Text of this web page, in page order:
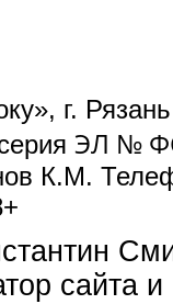
г.
ЭЛ №
К.М.
mail)
сайта